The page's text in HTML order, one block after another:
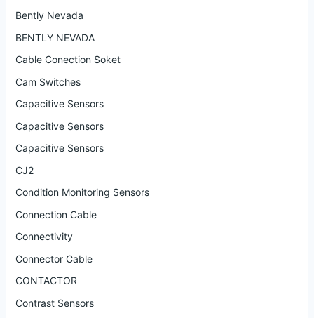
Bently Nevada
BENTLY NEVADA
Cable Conection Soket
Cam Switches
Capacitive Sensors
Capacitive Sensors
Capacitive Sensors
CJ2
Condition Monitoring Sensors
Connection Cable
Connectivity
Connector Cable
CONTACTOR
Contrast Sensors